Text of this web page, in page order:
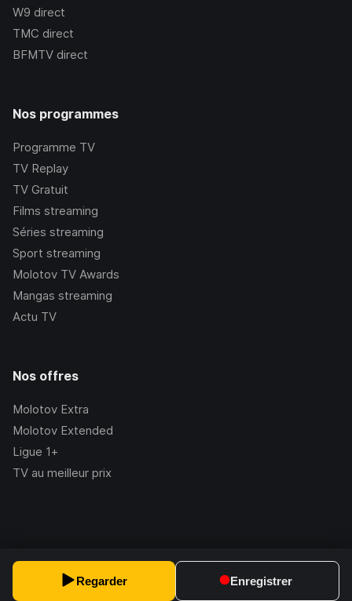
Regarder Enregistrer
W9 direct
TMC direct
BFMTV direct
Nos programmes
Programme TV
TV Replay
TV Gratuit
Films streaming
Séries streaming
Sport streaming
Molotov TV Awards
Mangas streaming
Actu TV
Nos offres
Molotov Extra
Molotov Extended
Ligue 1+
TV au meilleur prix
2.228.1